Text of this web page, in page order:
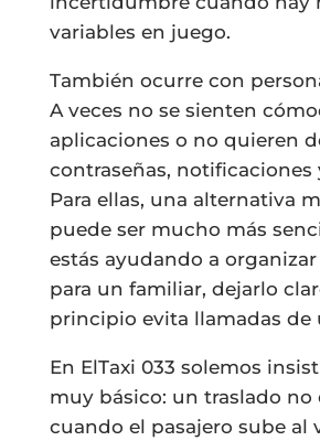
variables en juego.
También ocurre con
A veces no se sienten
aplicaciones o no quieren
contraseñas, notificaciones
Para ellas, una alternativa
puede ser mucho más
estás ayudando a
para un familiar, dejarlo
principio evita llamadas de
En ElTaxi 033 solemos
muy básico: un traslado no
cuando el pasajero sube al